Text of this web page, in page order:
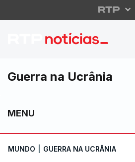
Guerra na Ucrânia
MENU
MUNDO GUERRA NA UCRÂNIA